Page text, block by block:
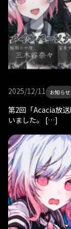
2025/12/11 お知らせ
第2回「Acacia放
いました。 […]